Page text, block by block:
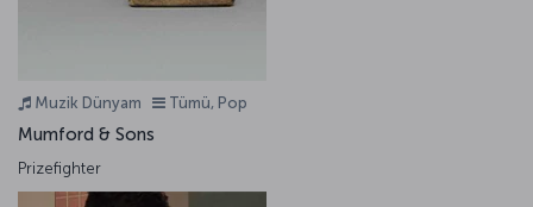
Muzik Dünyam Tümü, Pop
Mumford & Sons
Prizefighter